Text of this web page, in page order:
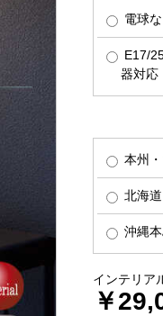
電球
E17/
器対応
本州
北海
沖縄
インテリア
￥